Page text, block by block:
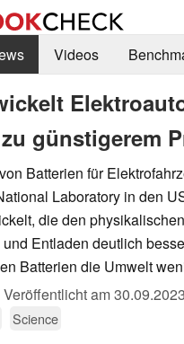
Videos
günstigerem
Batterien für
Laboratory in den
die den
Entladen deutlich
Batterien die Umwelt
Veröffentlicht am30.09.2023
Science